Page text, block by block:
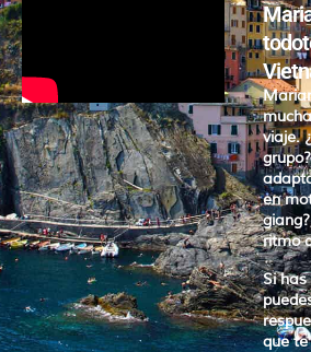
viaje.
en
ritmo
Si has
que te